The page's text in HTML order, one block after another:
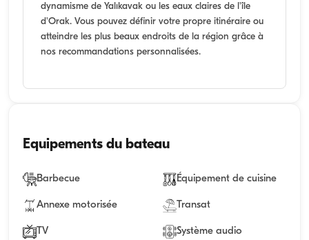
dynamisme de Yalıkavak ou les eaux claires de l'île
d'Orak. Vous pouvez définir votre propre itinéraire ou
atteindre les plus beaux endroits de la région grâce à
nos recommandations personnalisées.
Equipements du bateau
Barbecue Équipement de cuisine
Annexe motorisée Transat
TV Système audio